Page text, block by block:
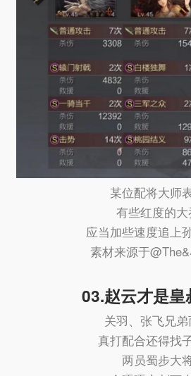
某位配将大师
有些红度的大
应当加些速度追上
素材来源于
03.赵云才是皇
关羽、张飞兄
真打配合还得找
两员蜀步大